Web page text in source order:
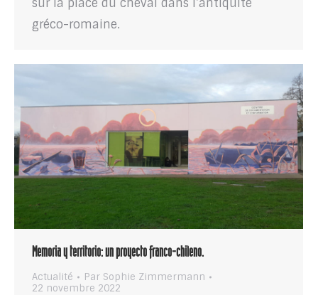
gréco-romaine.
Memoria y territorio: un proyecto franco-chileno.
Actualité Par Sophie Zimmermann
22 novembre 2022